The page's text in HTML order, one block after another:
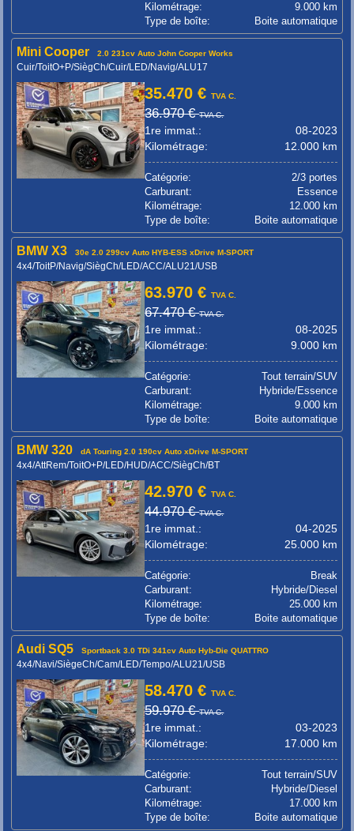
Kilométrage:
9.000 km
Type de boîte:
Boite automatique
Mini Cooper 2.0 231cv Auto John Cooper Works
Cuir/ToitO+P/SiègCh/Cuir/LED/Navig/ALU17
35.470 €TVA C.
36.970 €TVA C.
1re immat.:
08-2023
Kilométrage:
12.000 km
Catégorie:
2/3 portes
Carburant:
Essence
Kilométrage:
12.000 km
Type de boîte:
Boite automatique
BMW X3 30e 2.0 299cv Auto HYB-ESS xDrive M-SPORT
4x4/ToitP/Navig/SiègCh/LED/ACC/ALU21/USB
63.970 €TVA C.
67.470 €TVA C.
1re immat.:
08-2025
Kilométrage:
9.000 km
Catégorie:
Tout terrain/SUV
Carburant:
Hybride/Essence
Kilométrage:
9.000 km
Type de boîte:
Boite automatique
BMW 320 dA Touring 2.0 190cv Auto xDrive M-SPORT
4x4/AttRem/ToitO+P/LED/HUD/ACC/SiègCh/BT
42.970 €TVA C.
44.970 €TVA C.
1re immat.:
04-2025
Kilométrage:
25.000 km
Catégorie:
Break
Carburant:
Hybride/Diesel
Kilométrage:
25.000 km
Type de boîte:
Boite automatique
Audi SQ5 Sportback 3.0 TDi 341cv Auto Hyb-Die QUATTRO
4x4/Navi/SiègeCh/Cam/LED/Tempo/ALU21/USB
58.470 €TVA C.
59.970 €TVA C.
1re immat.:
03-2023
Kilométrage:
17.000 km
Catégorie:
Tout terrain/SUV
Carburant:
Hybride/Diesel
Kilométrage:
17.000 km
Type de boîte:
Boite automatique